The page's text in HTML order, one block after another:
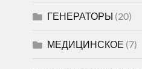
ГЕНЕРАТОРЫ (20)
МЕДИЦИНСКОЕ (7)